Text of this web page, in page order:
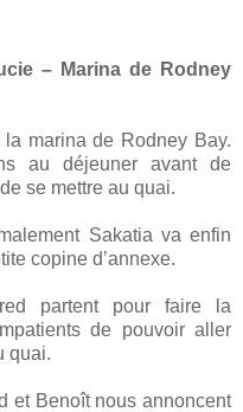
– Marina de Rodney
marina de Rodney Bay.
au déjeuner avant de
se mettre au quai.
Sakatia va enfin
copine d’annexe.
partent pour faire la
de pouvoir aller
quai.
et Benoît nous annoncent